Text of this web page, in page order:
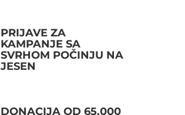
PRIJAVE ZA
KAMPANJE SA
SVRHOM POČINJU NA
JESEN
DONACIJA OD 65.000